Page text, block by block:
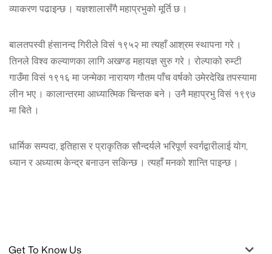
व्याकरण पढाइन्छ । यज्ञशालासँगै महाप्रभुको मूर्ति छ ।
बालतपस्वी हंसानन्द गिरीले विसं १९५२ मा त्यहाँ आश्रम स्थापना गरे ।
तिनले विश्व कल्याणका लागि अखण्ड महायज्ञ सुरु गरे । रोल्पाको रुम्टी
गाउँमा विसं १९१६ मा जन्मेका नारायण गौतम पाँच वर्षको उमेरदेखि तपस्यामा
लीन भए । कालान्तरमा आध्यात्मिक चिन्तक बने । उनै महाप्रभु विसं १९९७
मा बिते ।
धार्मिक सम्पदा, इतिहास र प्राकृतिक सौन्दर्यले भरिपूर्ण स्वर्गद्वारीलाई योग,
ध्यान र अध्यात्म केन्द्र बनाउन सकिन्छ । त्यहाँ मनको शान्ति पाइन्छ ।
Get To Know Us